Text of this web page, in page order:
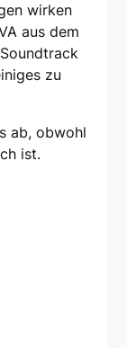
wirken
aus dem
zu
ab, obwohl
ist.